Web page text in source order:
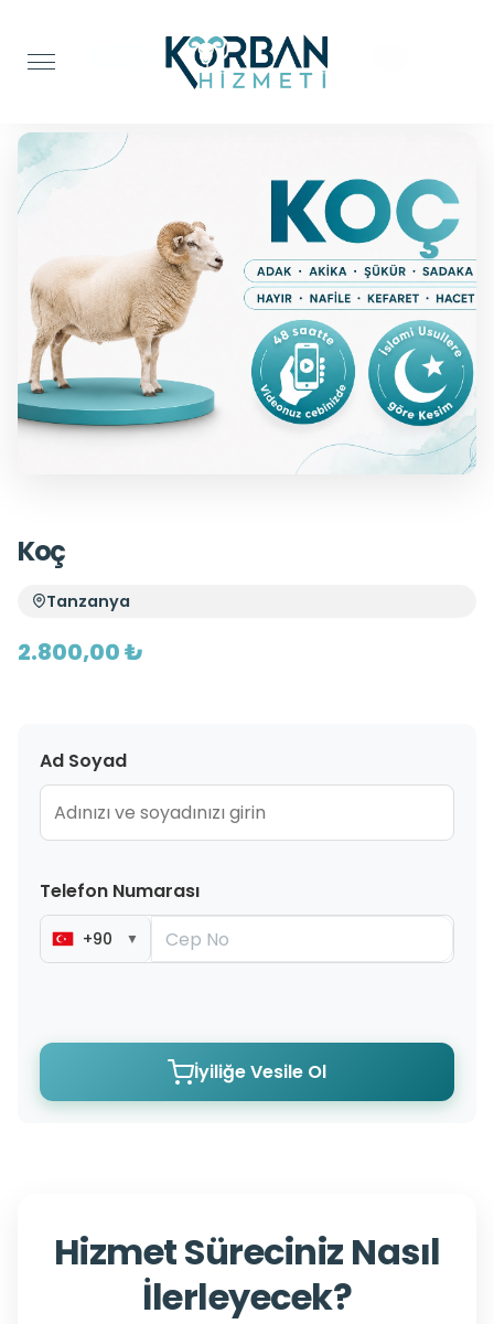
Adak Kurbanı
Koç
Tanzanya
2.800,00 ₺
Ad Soyad
Telefon Numarası
+90 ▼
İyiliğe Vesile Ol
Hizmet Süreciniz Nasıl
İlerleyecek?